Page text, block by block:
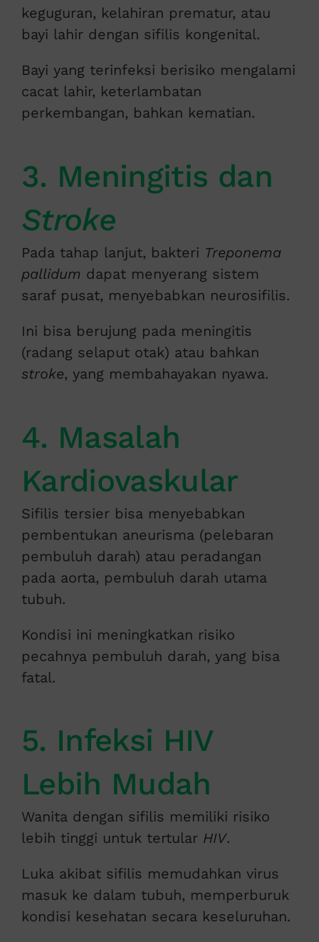
keguguran, kelahiran prematur, atau
bayi lahir dengan sifilis kongenital.
Bayi yang terinfeksi berisiko mengalami
cacat lahir, keterlambatan
perkembangan, bahkan kematian.
3. Meningitis dan
Stroke
Pada tahap lanjut, bakteri Treponema
pallidum dapat menyerang sistem
saraf pusat, menyebabkan neurosifilis.
Ini bisa berujung pada meningitis
(radang selaput otak) atau bahkan
stroke, yang membahayakan nyawa.
4. Masalah
Kardiovaskular
Sifilis tersier bisa menyebabkan
pembentukan aneurisma (pelebaran
pembuluh darah) atau peradangan
pada aorta, pembuluh darah utama
tubuh.
Kondisi ini meningkatkan risiko
pecahnya pembuluh darah, yang bisa
fatal.
5. Infeksi HIV
Lebih Mudah
Wanita dengan sifilis memiliki risiko
lebih tinggi untuk tertular HIV.
Luka akibat sifilis memudahkan virus
masuk ke dalam tubuh, memperburuk
kondisi kesehatan secara keseluruhan.